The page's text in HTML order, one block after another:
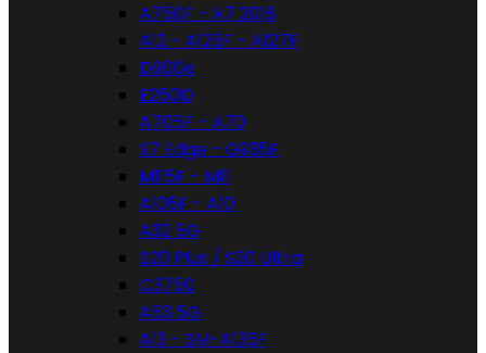
A750F - A7 2018
A12 - A125F - A127F
D900e
E250D
A705F - A70
S7 Edge - G935F
M115F - M11
A105F - A10
A32 5G
S20 Plus / S20 Ultra
C3750
A53 5G
A13 - SM-A135F